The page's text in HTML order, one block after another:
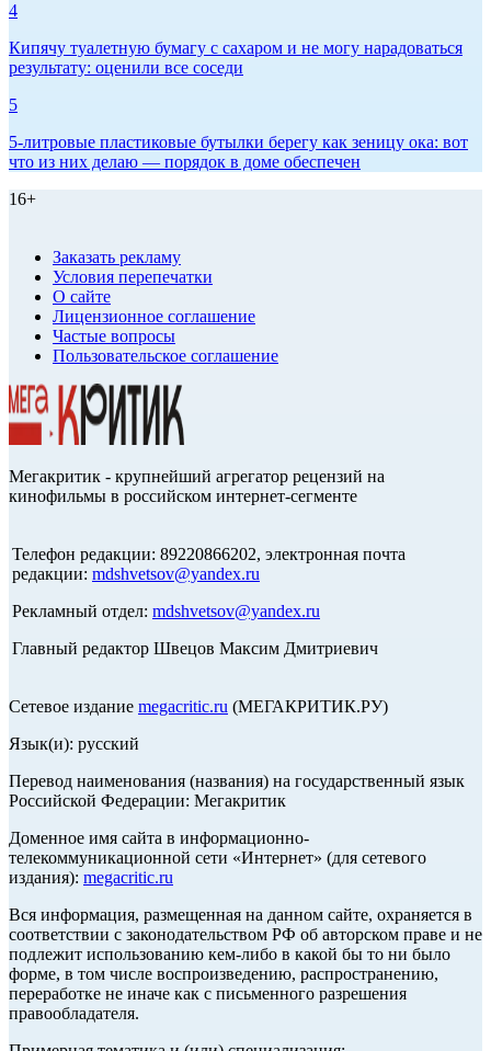
4
Кипячу туалетную бумагу с сахаром и не могу нарадоваться
результату: оценили все соседи
5
5-литровые пластиковые бутылки берегу как зеницу ока: вот
что из них делаю — порядок в доме обеспечен
16+
Заказать рекламу
Условия перепечатки
О сайте
Лицензионное соглашение
Частые вопросы
Пользовательское соглашение
Мегакритик - крупнейший агрегатор рецензий на
кинофильмы в российском интернет-сегменте
Телефон редакции: 89220866202, электронная почта
редакции: mdshvetsov@yandex.ru
Рекламный отдел: mdshvetsov@yandex.ru
Главный редактор Швецов Максим Дмитриевич
Сетевое издание megacritic.ru (МЕГАКРИТИК.РУ)
Язык(и): русский
Перевод наименования (названия) на государственный язык
Российской Федерации: Мегакритик
Доменное имя сайта в информационно-
телекоммуникационной сети «Интернет» (для сетевого
издания): megacritic.ru
Вся информация, размещенная на данном сайте, охраняется в
соответствии с законодательством РФ об авторском праве и не
подлежит использованию кем-либо в какой бы то ни было
форме, в том числе воспроизведению, распространению,
переработке не иначе как с письменного разрешения
правообладателя.